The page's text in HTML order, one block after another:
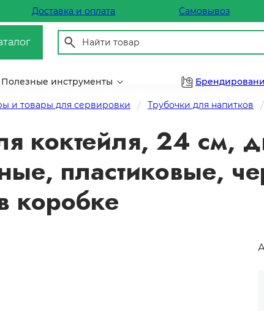
Доставка и оплата Самовывоз
Полезные инструменты
и товары для сервировки Трубочки для напитков
коктейля, 24 см,
пластиковые,
коробке